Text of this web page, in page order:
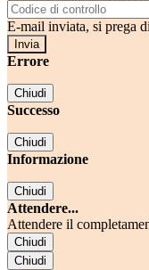
E-mail inviata, si prega
Errore
Chiudi
Successo
Chiudi
Informazione
Chiudi
Attendere...
Attendere il
Chiudi
Chiudi